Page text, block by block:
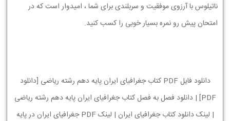
ناتیلوس با آرزوی موفقیت و سربلندی برای شما ، امیدوار است که در
امتحان پیش رو نمره بسیار خوبی را کسب کنید.
دانلود فایل PDF کتاب جغرافیای ایران پایه دهم رشته ریاضی [دانلود
PDF] | دانلود فصل به فصل کتاب جغرافیای ایران پایه دهم رشته ریاضی
| لینک دانلود کتاب جغرافیای ایران | لینک PDF جغرافیای ایران در پایه